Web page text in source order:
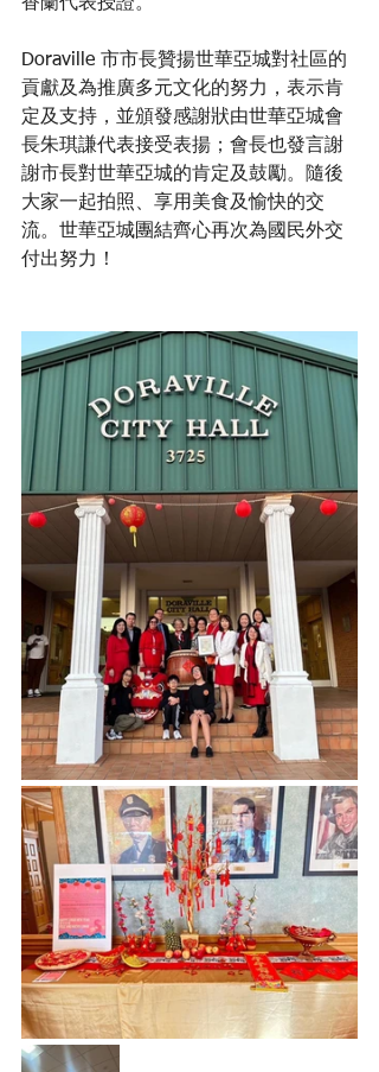
Doraville 市市長贊揚世華亞城對社區的
貢獻及為推廣多元文化的努力，表示肯
定及支持，並頒發感謝狀由世華亞城會
長朱琪謙代表接受表揚；會長也發言謝
謝市長對世華亞城的肯定及鼓勵。隨後
大家一起拍照、享用美食及愉快的交
流。世華亞城團結齊心再次為國民外交
付出努力！